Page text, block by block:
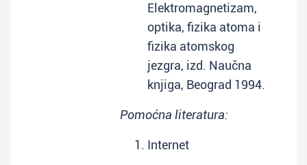
Elektromagnetizam,
optika, fizika atoma i
fizika atomskog
jezgra, izd. Naučna
knjiga, Beograd 1994.
Pomoćna literatura:
Internet